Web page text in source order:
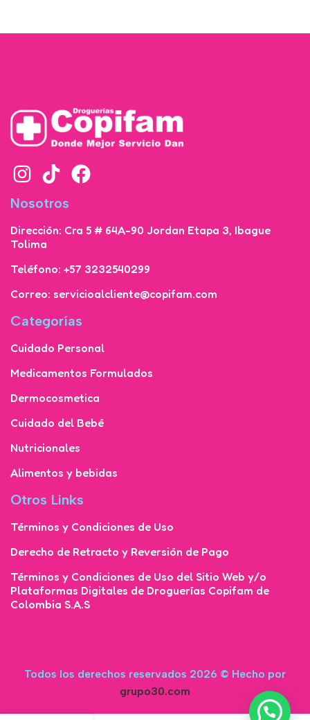
Nosotros
Dirección: Cra 5 # 64A-90 Jordan Etapa 3, Ibague
Tolima
Teléfono: +57 3232540299
Correo: servicioalcliente@copifam.com
Categorías
Cuidado Personal
Medicamentos Formulados
Dermocosmetica
Cuidado del Bebé
Nutricionales
Alimentos y bebidas
Otros Links
Términos y Condiciones de Uso
Derecho de Retracto y Reversión de Pago
Términos y Condiciones de Uso del Sitio Web y/o
Plataformas Digitales de Droguerías Copifam de
Colombia S.A.S
Todos los derechos reservados 2026 © Hecho por
grupo30.com